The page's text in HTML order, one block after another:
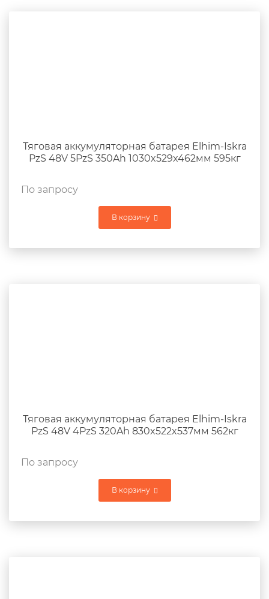
Тяговая аккумуляторная батарея Elhim-Iskra
PzS 48V 5PzS 350Ah 1030x529x462мм 595кг
По запросу
В корзину
Тяговая аккумуляторная батарея Elhim-Iskra
PzS 48V 4PzS 320Ah 830x522x537мм 562кг
По запросу
В корзину